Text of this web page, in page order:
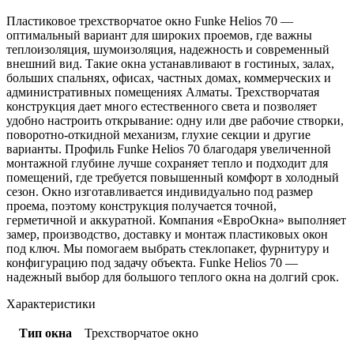
Пластиковое трехстворчатое окно Funke Helios 70 —
оптимальный вариант для широких проемов, где важны
теплоизоляция, шумоизоляция, надежность и современный
внешний вид. Такие окна устанавливают в гостиных, залах,
больших спальнях, офисах, частных домах, коммерческих и
административных помещениях Алматы. Трехстворчатая
конструкция дает много естественного света и позволяет
удобно настроить открывание: одну или две рабочие створки,
поворотно-откидной механизм, глухие секции и другие
варианты. Профиль Funke Helios 70 благодаря увеличенной
монтажной глубине лучше сохраняет тепло и подходит для
помещений, где требуется повышенный комфорт в холодный
сезон. Окно изготавливается индивидуально под размер
проема, поэтому конструкция получается точной,
герметичной и аккуратной. Компания «ЕвроОкна» выполняет
замер, производство, доставку и монтаж пластиковых окон
под ключ. Мы помогаем выбрать стеклопакет, фурнитуру и
конфигурацию под задачу объекта. Funke Helios 70 —
надежный выбор для большого теплого окна на долгий срок.
Характеристики
Тип окна Трехстворчатое окно